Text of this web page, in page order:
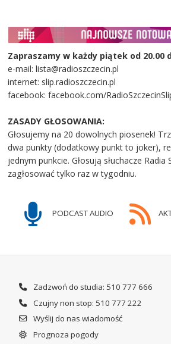
Zapraszamy w każdy piątek od 20.00
e-mail: lista@radioszczecin.pl
internet: slip.radioszczecin.pl
facebook: facebook.com/
ZASADY GŁOSOWANIA:
Głosujemy na 20 dowolnych piosenek!
dwa punkty (dodatkowy punkt to joker),
jednym punkcie. Głosują słuchacze Radia
zagłosować tylko raz w tygodniu.
PODCAST AUDIO
Zadzwoń do studia: 510 777 666
Czujny non stop: 510 777 222
Wyślij do nas wiadomość
Prognoza pogody